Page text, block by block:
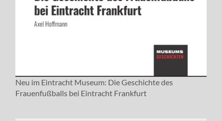
Neu im Eintracht Museum: Die Geschichte des
Frauenfußballs bei Eintracht Frankfurt